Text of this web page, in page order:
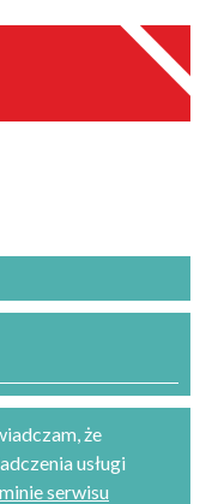
że
usługi
serwisu